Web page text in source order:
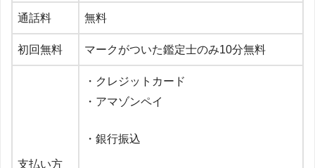
通話料 無料
初回無料 マークがついた鑑定士のみ10分無料
支払い方
・クレジットカード
・アマゾンペイ
・銀行振込